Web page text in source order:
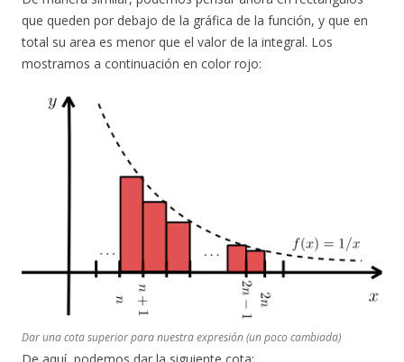
que queden por debajo de la gráfica de la función, y que en
total su area es menor que el valor de la integral. Los
mostramos a continuación en color rojo:
Dar una cota superior para nuestra expresión (un poco cambiada)